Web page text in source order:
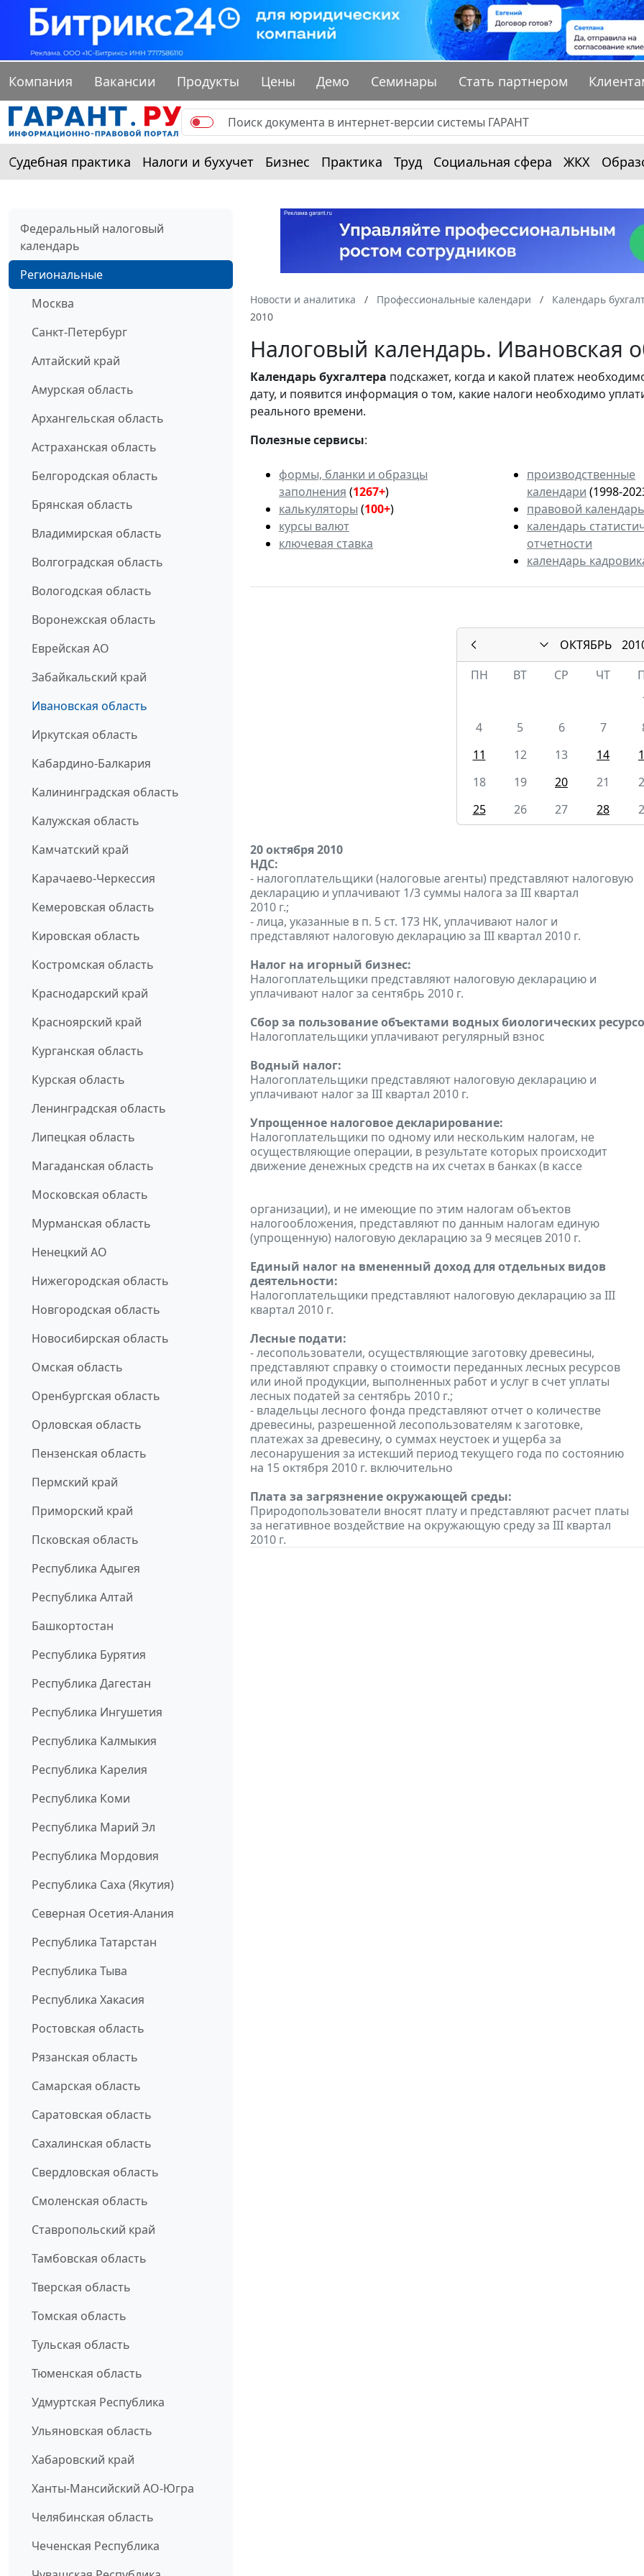
Компания Вакансии Продукты Цены Демо Семинары Стать партнером
Судебная практика Налоги и бухучет Бизнес Практика Труд Социальная сфера ЖКХ
Федеральный налоговый
календарь
Региональные
Москва
Санкт-Петербург
Алтайский край
Амурская область
Архангельская область
Астраханская область
Белгородская область
Брянская область
Владимирская область
Волгоградская область
Вологодская область
Воронежская область
Еврейская АО
Забайкальский край
Ивановская область
Иркутская область
Кабардино-Балкария
Калининградская область
Калужская область
Камчатский край
Карачаево-Черкессия
Кемеровская область
Кировская область
Костромская область
Краснодарский край
Красноярский край
Курганская область
Курская область
Ленинградская область
Липецкая область
Магаданская область
Московская область
Мурманская область
Ненецкий АО
Нижегородская область
Новгородская область
Новосибирская область
Омская область
Оренбургская область
Орловская область
Пензенская область
Пермский край
Приморский край
Псковская область
Республика Адыгея
Республика Алтай
Башкортостан
Республика Бурятия
Республика Дагестан
Республика Ингушетия
Республика Калмыкия
Республика Карелия
Республика Коми
Республика Марий Эл
Республика Мордовия
Республика Саха (Якутия)
Северная Осетия-Алания
Республика Татарстан
Республика Тыва
Республика Хакасия
Ростовская область
Рязанская область
Самарская область
Саратовская область
Сахалинская область
Свердловская область
Смоленская область
Ставропольский край
Тамбовская область
Тверская область
Томская область
Тульская область
Тюменская область
Удмуртская Республика
Ульяновская область
Хабаровский край
Ханты-Мансийский АО-Югра
Челябинская область
Чеченская Республика
Новости и аналитика Профессиональные календари
Календарь
2010
Налоговый календарь. Ивановская
Календарьбухгалтера подскажет, когда и какой платеж
дату, и появится информация о том, какие налоги необходимо
реального времени.
Полезные сервисы:
формы, бланки и образцы
заполнения (1267+)
калькуляторы (100+)
курсы валют
ключевая ставка
производственные
календари (1998-
правовой календарь
календарь
отчетности
календарь
ОКТЯБРЬ
ПН
ВТ СР ЧТ
4
5 6 7
11
12 13 14
18
19 20 21
25
26 27 28
20 октября 2010
НДС:
- налогоплательщики (налоговые агенты) представляют налоговую
декларацию и уплачивают 1/3 суммы налога за III квартал
2010 г.;
- лица, указанные в п. 5 ст. 173 НК, уплачивают налог и
представляют налоговую декларацию за III квартал 2010 г.
Налог на игорный бизнес:
Налогоплательщики представляют налоговую декларацию и
уплачивают налог за сентябрь 2010 г.
Сбор за пользование объектами водных биологических
Налогоплательщики уплачивают регулярный взнос
Водный налог:
Налогоплательщики представляют налоговую декларацию и
уплачивают налог за III квартал 2010 г.
Упрощенное налоговое декларирование:
Налогоплательщики по одному или нескольким налогам, не
осуществляющие операции, в результате которых происходит
движение денежных средств на их счетах в банках (в кассе
организации), и не имеющие по этим налогам объектов
налогообложения, представляют по данным налогам единую
(упрощенную) налоговую декларацию за 9 месяцев 2010 г.
Единый налог на вмененный доход для отдельных видов
деятельности:
Налогоплательщики представляют налоговую декларацию за III
квартал 2010 г.
Лесные подати:
- лесопользователи, осуществляющие заготовку древесины,
представляют справку о стоимости переданных лесных ресурсов
или иной продукции, выполненных работ и услуг в счет уплаты
лесных податей за сентябрь 2010 г.;
- владельцы лесного фонда представляют отчет о количестве
древесины, разрешенной лесопользователям к заготовке,
платежах за древесину, о суммах неустоек и ущерба за
лесонарушения за истекший период текущего года по состоянию
на 15 октября 2010 г. включительно
Плата за загрязнение окружающей среды:
Природопользователи вносят плату и представляют расчет платы
за негативное воздействие на окружающую среду за III квартал
2010 г.